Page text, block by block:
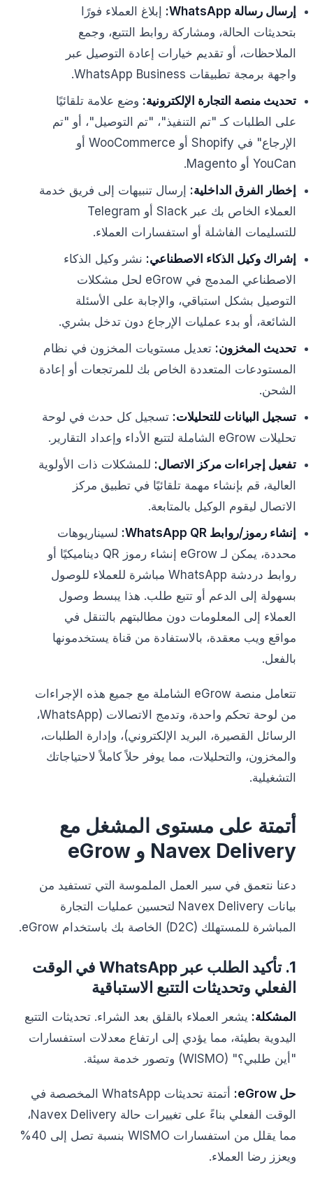
إرسال رسالة WhatsApp:
إبلاغ العملاء فورًا
بتحديثات الحالة، ومشاركة روابط التتبع، وجمع
الملاحظات، أو تقديم خيارات إعادة التوصيل عبر
واجهة برمجة تطبيقات WhatsApp Business.
تحديث منصة التجارة الإلكترونية: وضع علامة تلقائيًا
على الطلبات كـ "تم التنفيذ"، "تم التوصيل"، أو "تم
الإرجاع" في Shopify أو WooCommerce أو
YouCan أو Magento.
إخطار الفرق الداخلية: إرسال تنبيهات إلى فريق خدمة
العملاء الخاص بك عبر Slack أو Telegram
للتسليمات الفاشلة أو استفسارات العملاء.
إشراك وكيل الذكاء الاصطناعي: نشر وكيل الذكاء
الاصطناعي المدمج في eGrow لحل مشكلات
التوصيل بشكل استباقي، والإجابة على الأسئلة
الشائعة، أو بدء عمليات الإرجاع دون تدخل بشري.
تحديث المخزون: تعديل مستويات المخزون في نظام
المستودعات المتعددة الخاص بك للمرتجعات أو إعادة
الشحن.
تسجيل البيانات للتحليلات: تسجيل كل حدث في لوحة
تحليلات eGrow الشاملة لتتبع الأداء وإعداد التقارير.
تفعيل إجراءات مركز الاتصال: للمشكلات ذات الأولوية
العالية، قم بإنشاء مهمة تلقائيًا في تطبيق مركز
الاتصال ليقوم الوكيل بالمتابعة.
إنشاء رموز/روابط WhatsApp QR:
لسيناريوهات
محددة، يمكن لـ eGrow إنشاء رموز QR ديناميكيًا أو
روابط دردشة WhatsApp مباشرة للعملاء للوصول
بسهولة إلى الدعم أو تتبع طلب. هذا يبسط وصول
العملاء إلى المعلومات دون مطالبتهم بالتنقل في
مواقع ويب معقدة، بالاستفادة من قناة يستخدمونها
بالفعل.
تتعامل منصة eGrow الشاملة مع جميع هذه الإجراءات
من لوحة تحكم واحدة، وتدمج الاتصالات (WhatsApp،
الرسائل القصيرة، البريد الإلكتروني)، وإدارة الطلبات،
والمخزون، والتحليلات، مما يوفر حلاً كاملاً لاحتياجاتك
التشغيلية.
أتمتة على مستوى المشغل مع
Navex Delivery و eGrow
دعنا نتعمق في سير العمل الملموسة التي تستفيد من
بيانات Navex Delivery لتحسين عمليات التجارة
المباشرة للمستهلك (D2C) الخاصة بك باستخدام eGrow.
1. تأكيد الطلب عبر WhatsApp في الوقت
الفعلي وتحديثات التتبع الاستباقية
المشكلة: يشعر العملاء بالقلق بعد الشراء. تحديثات التتبع
اليدوية بطيئة، مما يؤدي إلى ارتفاع معدلات استفسارات
"أين طلبي؟" (WISMO) وتصور خدمة سيئة.
حل eGrow:
أتمتة تحديثات WhatsApp المخصصة في
الوقت الفعلي بناءً على تغييرات حالة Navex Delivery،
مما يقلل من استفسارات WISMO بنسبة تصل إلى 40%
ويعزز رضا العملاء.